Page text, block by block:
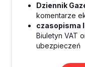
Dziennik
komentarze
czasopisma
Biuletyn VAT
ubezpieczeń